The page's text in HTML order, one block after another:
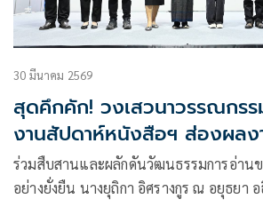
30 มีนาคม 2569
สุดคึกคัก! วงเสวนาวรรณกรร
งานสัปดาห์หนังสือฯ ส่องผลง
ศิลปินแห่งชาติ
ร่วมสืบสานและผลักดันวัฒนธรรมการอ่าน
อย่างยั่งยืน นางยุถิกา อิศรางกูร ณ อยุธยา